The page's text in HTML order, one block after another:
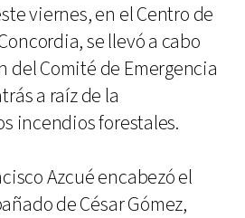
viernes, en el Centro de
se llevó a cabo
del Comité de Emergencia
a raíz de la
incendios forestales.
Azcué encabezó el
de César Gómez,